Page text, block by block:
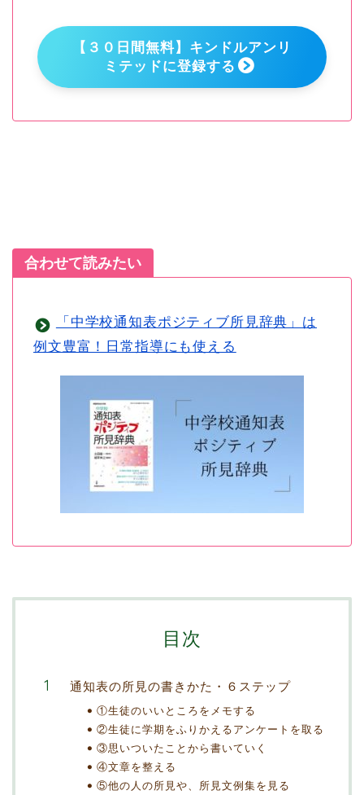
【３０日間無料】キンドルアンリ
ミテッドに登録する
合わせて読みたい
「中学校通知表ポジティブ所見辞典」は
例文豊富！日常指導にも使える
目次
通知表の所見の書きかた・６ステップ
①生徒のいいところをメモする
②生徒に学期をふりかえるアンケートを取る
③思いついたことから書いていく
④文章を整える
⑤他の人の所見や、所見文例集を見る